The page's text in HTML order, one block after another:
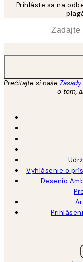
Prihláste sa na
Prečítajte si naše
o tom,
Vyhlásenie o
Desenio